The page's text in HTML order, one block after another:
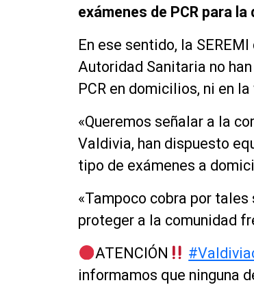
exámenes de PCR para
En ese sentido, la
Autoridad Sanitaria no
PCR en domicilios, ni en
«Queremos señalar a la
Valdivia, han dispuesto
tipo de exámenes a
«Tampoco cobra por
proteger a la comunidad
ATENCIÓN
informamos que ninguna